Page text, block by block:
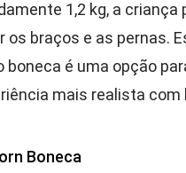
1,2 kg, a criança
os braços e as pernas.
boneca é uma opção
mais realista com
Boneca